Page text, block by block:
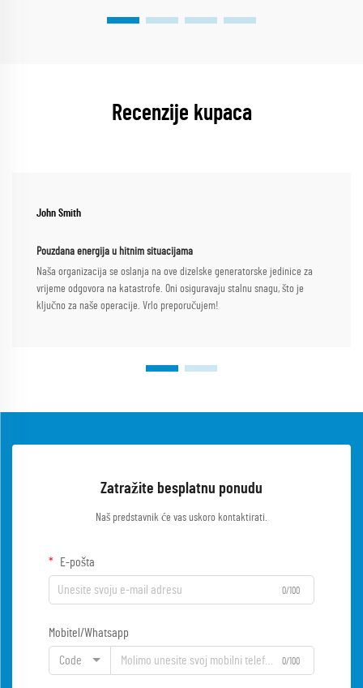
Recenzije kupaca
John Smith
Pouzdana energija u hitnim situacijama
Naša organizacija se oslanja na ove dizelske generatorske jedinice za
vrijeme odgovora na katastrofe. Oni osiguravaju stalnu snagu, što je
ključno za naše operacije. Vrlo preporučujem!
Zatražite besplatnu ponudu
Naš predstavnik će vas uskoro kontaktirati.
E-pošta
0/100
Mobitel/Whatsapp
Code 0/100